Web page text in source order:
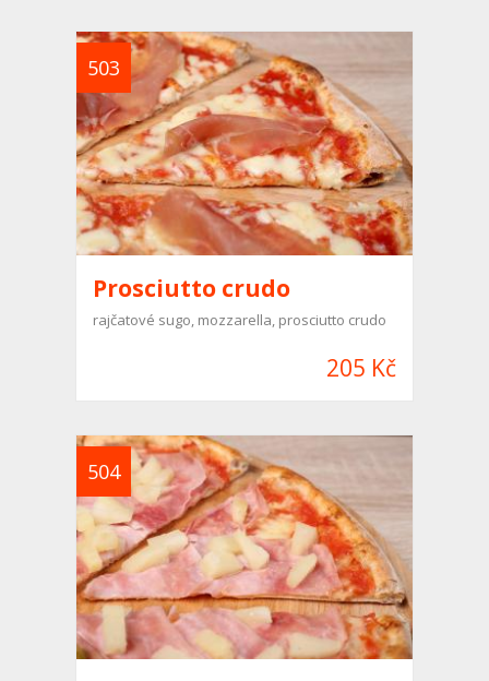
503
Prosciutto crudo
rajčatové sugo, mozzarella, prosciutto crudo
205 Kč
504